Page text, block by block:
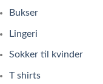
Bukser
Lingeri
Sokker til kvinder
T shirts